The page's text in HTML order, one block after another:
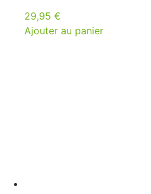
29,95 €
Ajouter au panier